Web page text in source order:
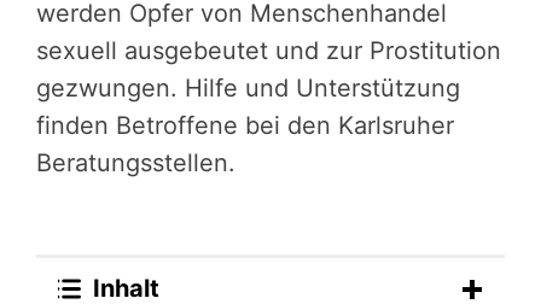
werden Opfer von Menschenhandel
sexuell ausgebeutet und zur Prostitution
gezwungen. Hilfe und Unterstützung
finden Betroffene bei den Karlsruher
Beratungsstellen.
Inhalt